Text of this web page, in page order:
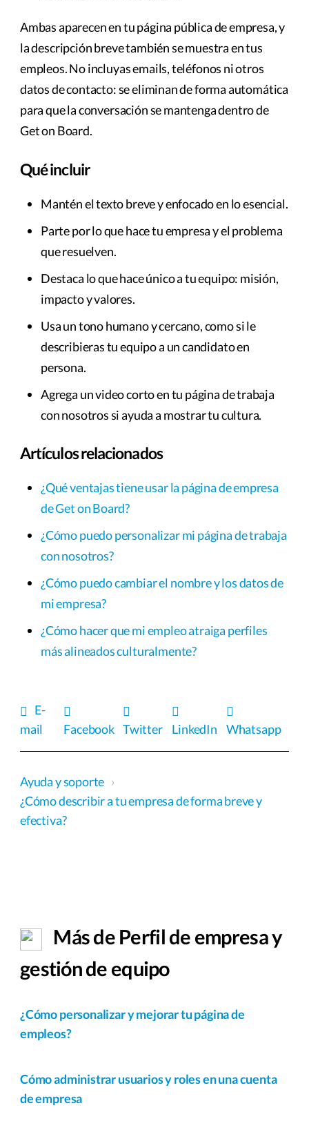
Ambas aparecen en tu página pública de empresa, y
la descripción breve también se muestra en tus
empleos. No incluyas emails, teléfonos ni otros
datos de contacto: se eliminan de forma automática
para que la conversación se mantenga dentro de
Get on Board.
Qué incluir
Mantén el texto breve y enfocado en lo esencial.
Parte por lo que hace tu empresa y el problema
que resuelven.
Destaca lo que hace único a tu equipo: misión,
impacto y valores.
Usa un tono humano y cercano, como si le
describieras tu equipo a un candidato en
persona.
Agrega un video corto en tu página de trabaja
con nosotros si ayuda a mostrar tu cultura.
Artículos relacionados
¿Qué ventajas tiene usar la página de empresa
de Get on Board?
¿Cómo puedo personalizar mi página de trabaja
con nosotros?
¿Cómo puedo cambiar el nombre y los datos de
mi empresa?
¿Cómo hacer que mi empleo atraiga perfiles
más alineados culturalmente?
E-
mail
Facebook Twitter LinkedIn Whatsapp
Ayuda y soporte ›
¿Cómo describir a tu empresa de forma breve y
efectiva?
Más de Perfil de empresa y
gestión de equipo
¿Cómo personalizar y mejorar tu página de
empleos?
Cómo administrar usuarios y roles en una cuenta
de empresa